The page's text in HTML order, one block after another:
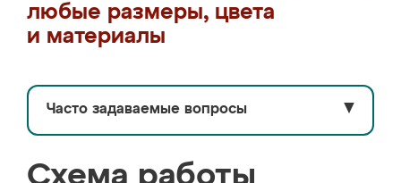
любые размеры, цвета
и материалы
Часто задаваемые вопросы ▼